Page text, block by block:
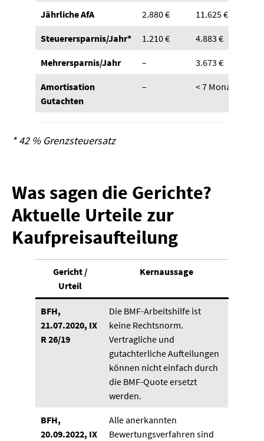
Jährliche AfA 2.880 € 11.625 €
Steuerersparnis/Jahr* 1.210 € 4.883 €
Mehrersparnis/Jahr – 3.673 €
Amortisation
Gutachten
– < 7 Monate
* 42 % Grenzsteuersatz
Was sagen die Gerichte?
Aktuelle Urteile zur
Kaufpreisaufteilung
Gericht /
Urteil
Kernaussage
BFH,
21.07.2020, IX
R 26/19
Die BMF-Arbeitshilfe ist
keine Rechtsnorm.
Vertragliche und
gutachterliche Aufteilungen
können nicht einfach durch
die BMF-Quote ersetzt
werden.
BFH,
20.09.2022, IX
Alle anerkannten
Bewertungsverfahren sind